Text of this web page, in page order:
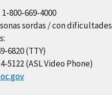
800-669-4000
sordas / con dificultades
6820 (TTY)
5122 (ASL Video Phone)